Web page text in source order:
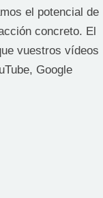
el potencial de
concreto. El
vuestros vídeos
Google